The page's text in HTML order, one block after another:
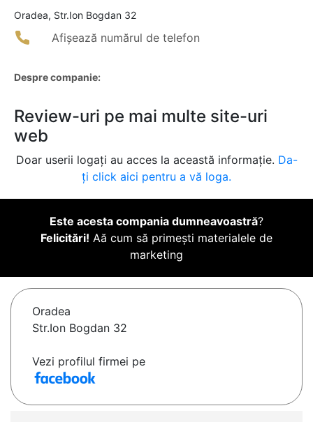
Oradea, Str.Ion Bogdan 32
Afișează numărul de telefon
Despre companie:
Review-uri pe mai multe site-uri
web
Doar userii logați au acces la această informație. Da-
ți click aici pentru a vă loga.
Este acesta compania dumneavoastră?
Felicitări! Aă cum să primești materialele de
marketing
Oradea
Str.Ion Bogdan 32
Vezi profilul firmei pe